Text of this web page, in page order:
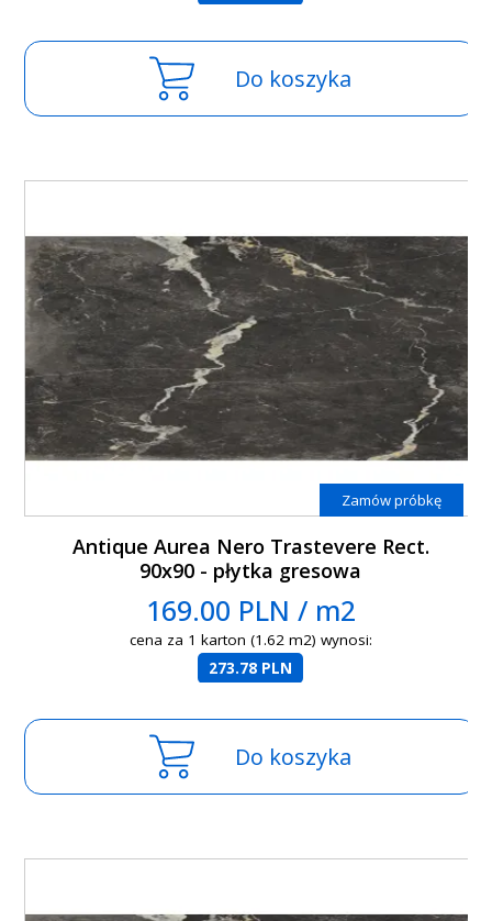
Do koszyka
Zamów próbkę
Antique Aurea Nero Trastevere Rect.
90x90 - płytka gresowa
169.00 PLN / m2
cena za 1 karton (1.62 m2) wynosi:
273.78 PLN
Do koszyka